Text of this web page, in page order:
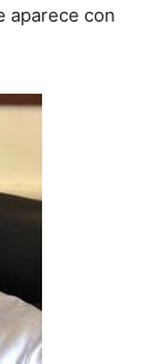
aparece con